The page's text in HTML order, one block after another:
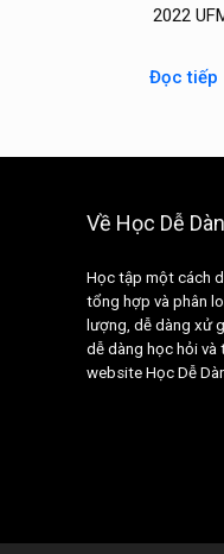
2022
Đọc tiếp
Về Học Dễ
Học tập một cách
tổng hợp và phân
lượng, dễ dàng xử
dễ dàng học hỏi và
website Học Dễ